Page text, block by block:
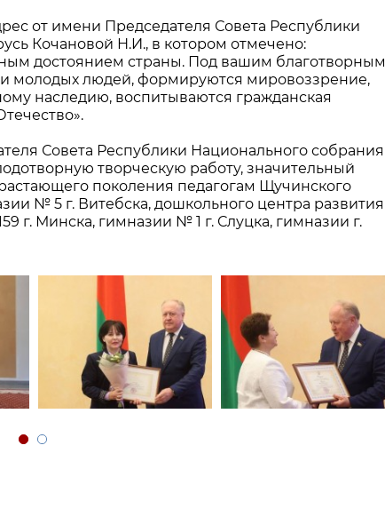
от имени Председателя Совета Республики
Кочановой Н.И., в котором отмечено:
достоянием страны. Под вашим благотворным
молодых людей, формируются мировоззрение,
наследию, воспитываются гражданская
Совета Республики Национального собрания
творческую работу, значительный
поколения педагогам Щучинского
№ 5 г. Витебска, дошкольного центра развития
г. Минска, гимназии № 1 г. Слуцка, гимназии г.